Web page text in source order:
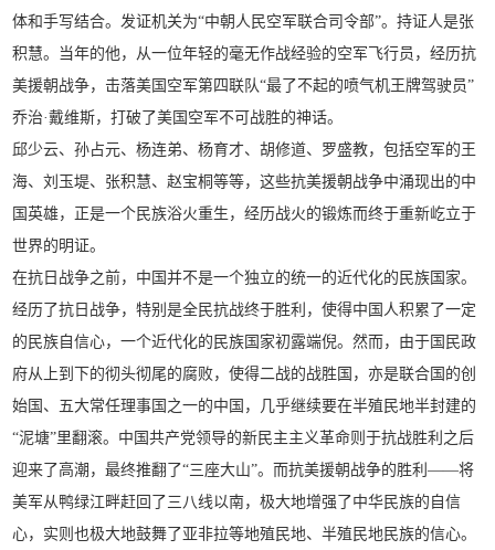
体和手写结合。发证机关为“中朝人民空军联合司令部”。持证人是张
积慧。当年的他，从一位年轻的毫无作战经验的空军飞行员，经历抗
美援朝战争，击落美国空军第四联队“最了不起的喷气机王牌驾驶员”
乔治·戴维斯，打破了美国空军不可战胜的神话。
邱少云、孙占元、杨连弟、杨育才、胡修道、罗盛教，包括空军的王
海、刘玉堤、张积慧、赵宝桐等等，这些抗美援朝战争中涌现出的中
国英雄，正是一个民族浴火重生，经历战火的锻炼而终于重新屹立于
世界的明证。
在抗日战争之前，中国并不是一个独立的统一的近代化的民族国家。
经历了抗日战争，特别是全民抗战终于胜利，使得中国人积累了一定
的民族自信心，一个近代化的民族国家初露端倪。然而，由于国民政
府从上到下的彻头彻尾的腐败，使得二战的战胜国，亦是联合国的创
始国、五大常任理事国之一的中国，几乎继续要在半殖民地半封建的
“泥塘”里翻滚。中国共产党领导的新民主主义革命则于抗战胜利之后
迎来了高潮，最终推翻了“三座大山”。而抗美援朝战争的胜利——将
美军从鸭绿江畔赶回了三八线以南，极大地增强了中华民族的自信
心，实则也极大地鼓舞了亚非拉等地殖民地、半殖民地民族的信心。